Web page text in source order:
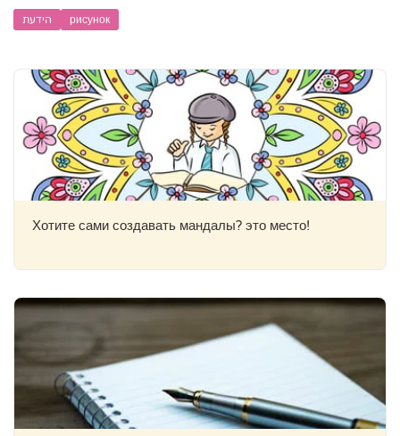
הידעת рисунок
Хотите сами создавать мандалы? это место!